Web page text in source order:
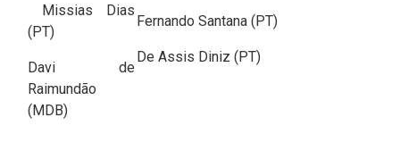
Missias Dias
(PT)
Davi de
Raimundão
(MDB)
Fernando Santana (PT)
De Assis Diniz (PT)